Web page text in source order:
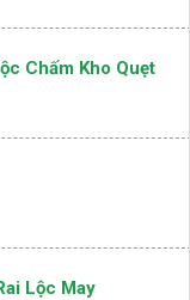
Chấm Kho Quẹt
Lộc May